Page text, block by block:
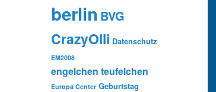
berlin BVG
CrazyOlli Datenschutz
EM2008
engelchen teufelchen
Europa Center Geburtstag